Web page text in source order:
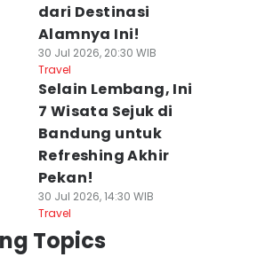
dari Destinasi
Alamnya Ini!
30 Jul 2026, 20:30 WIB
Travel
Selain Lembang, Ini
7 Wisata Sejuk di
Bandung untuk
Refreshing Akhir
Pekan!
30 Jul 2026, 14:30 WIB
Travel
Topics